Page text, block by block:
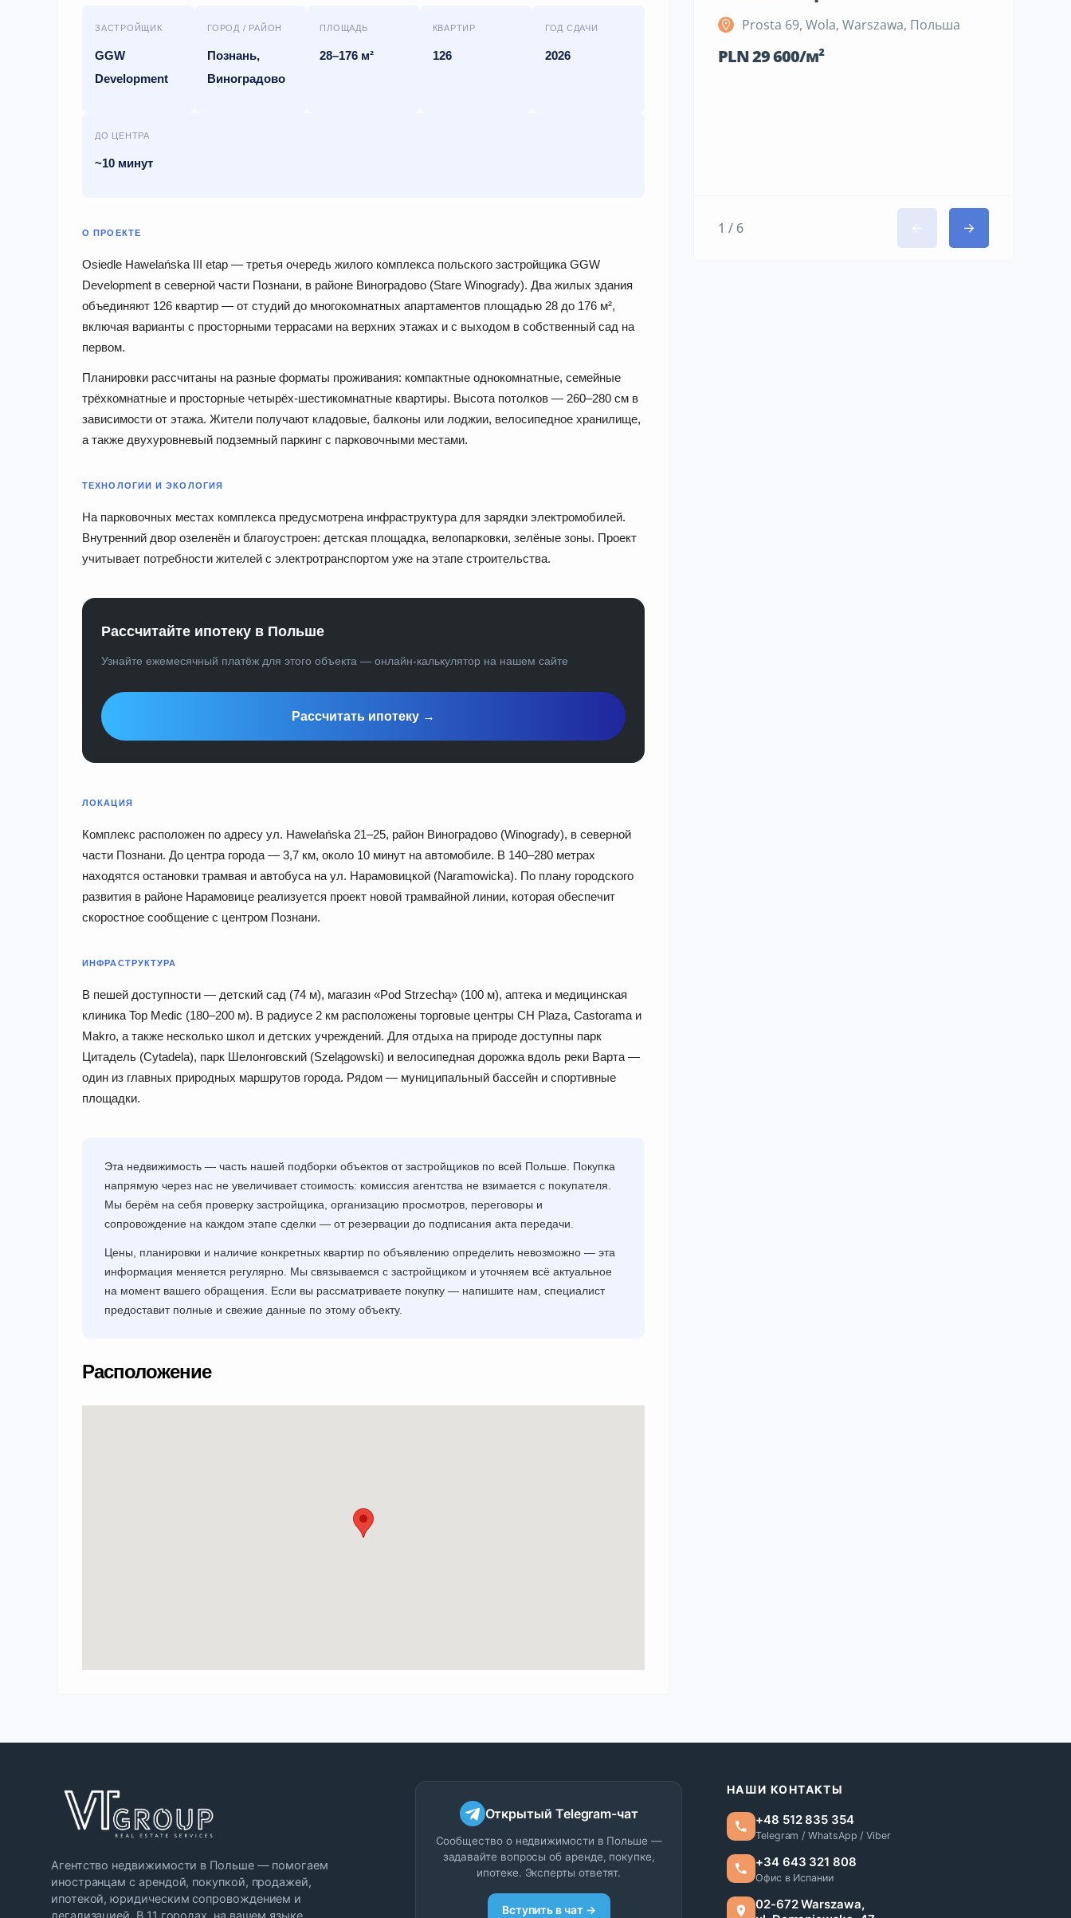
ЗАСТРОЙЩИК
GGW
Development
ГОРОД / РАЙОН
Познань,
Виноградово
ПЛОЩАДЬ
28–176 м²
КВАРТИР
126
ГОД СДАЧИ
2026
ДО ЦЕНТРА
~10 минут
О ПРОЕКТЕ
Osiedle Hawelańska III etap — третья очередь жилого комплекса польского застройщика GGW
Development в северной части Познани, в районе Виноградово (Stare Winogrady). Два жилых здания
объединяют 126 квартир — от студий до многокомнатных апартаментов площадью 28 до 176 м²,
включая варианты с просторными террасами на верхних этажах и с выходом в собственный сад на
первом.
Планировки рассчитаны на разные форматы проживания: компактные однокомнатные, семейные
трёхкомнатные и просторные четырёх-шестикомнатные квартиры. Высота потолков — 260–280 см в
зависимости от этажа. Жители получают кладовые, балконы или лоджии, велосипедное хранилище,
а также двухуровневый подземный паркинг с парковочными местами.
ТЕХНОЛОГИИ И ЭКОЛОГИЯ
На парковочных местах комплекса предусмотрена инфраструктура для зарядки электромобилей.
Внутренний двор озеленён и благоустроен: детская площадка, велопарковки, зелёные зоны. Проект
учитывает потребности жителей с электротранспортом уже на этапе строительства.
Рассчитайте ипотеку в Польше
Узнайте ежемесячный платёж для этого объекта — онлайн-калькулятор на нашем сайте
Рассчитать ипотеку →
ЛОКАЦИЯ
Комплекс расположен по адресу ул. Hawelańska 21–25, район Виноградово (Winogrady), в северной
части Познани. До центра города — 3,7 км, около 10 минут на автомобиле. В 140–280 метрах
находятся остановки трамвая и автобуса на ул. Нарамовицкой (Naramowicka). По плану городского
развития в районе Нарамовице реализуется проект новой трамвайной линии, которая обеспечит
скоростное сообщение с центром Познани.
ИНФРАСТРУКТУРА
В пешей доступности — детский сад (74 м), магазин «Pod Strzechą» (100 м), аптека и медицинская
клиника Top Medic (180–200 м). В радиусе 2 км расположены торговые центры CH Plaza, Castorama и
Makro, а также несколько школ и детских учреждений. Для отдыха на природе доступны парк
Цитадель (Cytadela), парк Шелонговский (Szelągowski) и велосипедная дорожка вдоль реки Варта —
один из главных природных маршрутов города. Рядом — муниципальный бассейн и спортивные
площадки.
Эта недвижимость — часть нашей подборки объектов от застройщиков по всей Польше. Покупка
напрямую через нас не увеличивает стоимость: комиссия агентства не взимается с покупателя.
Мы берём на себя проверку застройщика, организацию просмотров, переговоры и
сопровождение на каждом этапе сделки — от резервации до подписания акта передачи.
Цены, планировки и наличие конкретных квартир по объявлению определить невозможно — эта
информация меняется регулярно. Мы связываемся с застройщиком и уточняем всё актуальное
на момент вашего обращения. Если вы рассматриваете покупку — напишите нам, специалист
предоставит полные и свежие данные по этому объекту.
Расположение
Prosta 69, Wola, Warszawa, Польша
PLN 29 600/м²
1 / 6
Агентство недвижимости в Польше — помогаем
иностранцам с арендой, покупкой, продажей,
ипотекой, юридическим сопровождением и
Открытый Telegram-чат
Сообщество о недвижимости в Польше —
задавайте вопросы об аренде, покупке,
ипотеке. Эксперты ответят.
Вступить в чат →
НАШИ КОНТАКТЫ
+48 512 835 354
Telegram / WhatsApp / Viber
+34 643 321 808
Офис в Испании
02-672 Warszawa,